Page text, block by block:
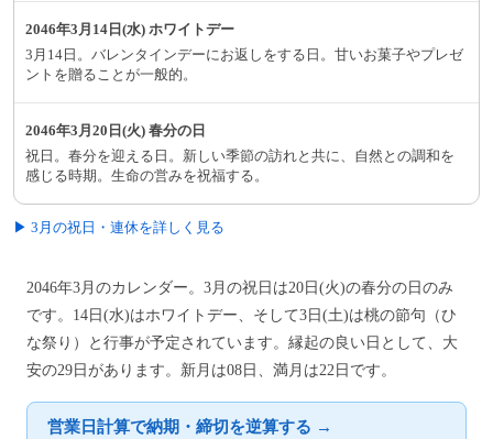
2046年3月14日(水) ホワイトデー
3月14日。バレンタインデーにお返しをする日。甘いお菓子やプレゼ
ントを贈ることが一般的。
2046年3月20日(火) 春分の日
祝日。春分を迎える日。新しい季節の訪れと共に、自然との調和を
感じる時期。生命の営みを祝福する。
▶ 3月の祝日・連休を詳しく見る
2046年3月のカレンダー。3月の祝日は20日(火)の春分の日のみ
です。14日(水)はホワイトデー、そして3日(土)は桃の節句（ひ
な祭り）と行事が予定されています。縁起の良い日として、大
安の29日があります。新月は08日、満月は22日です。
営業日計算で納期・締切を逆算する →